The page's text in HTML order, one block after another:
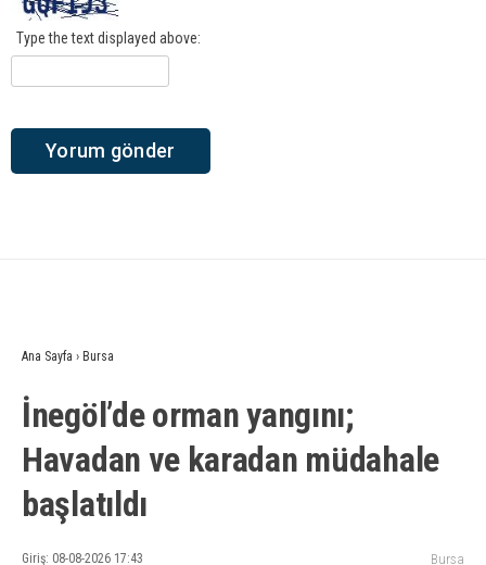
Type the text displayed above:
Ana Sayfa › Bursa
İnegöl’de orman yangını;
Havadan ve karadan müdahale
başlatıldı
Giriş: 08-08-2026 17:43
Bursa